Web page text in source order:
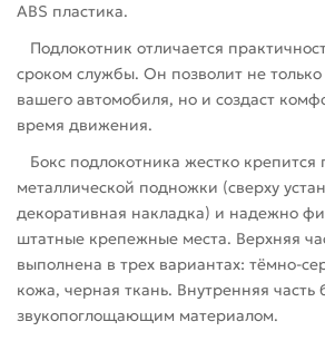
ABS пластика.
Подлокотник отличается
сроком службы. Он позволит не только
вашего автомобиля, но и создаст
время движения.
Бокс подлокотника жестко
металлической подножки (сверху
декоративная накладка) и надежно
штатные крепежные места. Верхняя
выполнена в трех вариантах: тёмно-
кожа, черная ткань. Внутренняя часть
звукопоглощающим материалом.